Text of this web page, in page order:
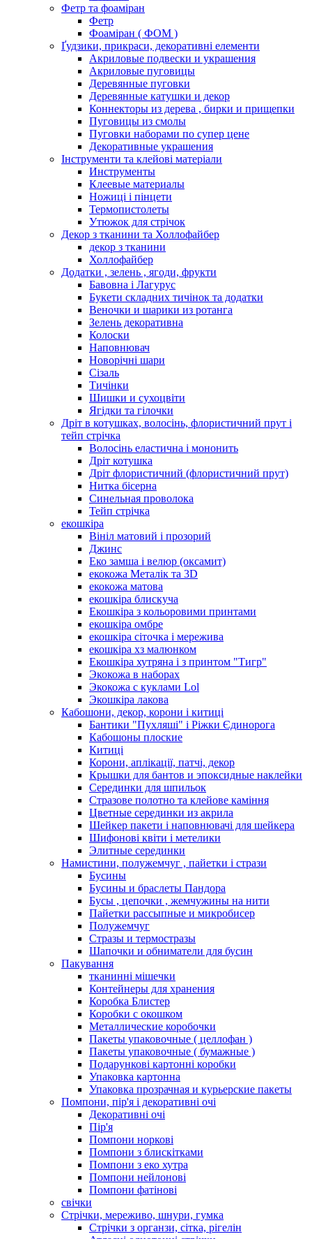
Фетр та фоаміран
Фетр
Фоаміран ( ФОМ )
Ґудзики, прикраси, декоративні елементи
Акриловые подвески и украшения
Акриловые пуговицы
Деревянные пуговки
Деревянные катушки и декор
Коннекторы из дерева , бирки и прищепки
Пуговицы из смолы
Пуговки наборами по супер цене
Декоративные украшения
Інструменти та клейові матеріали
Инструменты
Клеевые материалы
Ножиці і пінцети
Термопистолеты
Утюжок для стрічок
Декор з тканини та Холлофайбер
декор з тканини
Холлофайбер
Додатки , зелень , ягоди, фрукти
Бавовна і Лагурус
Букети складних тичінок та додатки
Веночки и шарики из ротанга
Зелень декоративна
Колоски
Наповнювач
Новорічні шари
Сізаль
Тичінки
Шишки и сухоцвіти
Ягідки та гілочки
Дріт в котушках, волосінь, флористичний прут і
тейп стрічка
Волосінь еластична і мононить
Дріт котушка
Дріт флористичний (флористичний прут)
Нитка бісерна
Синельная проволока
Тейп стрічка
екошкіра
Вініл матовий і прозорий
Джинс
Еко замша і велюр (оксамит)
екокожа Металік та 3D
екокожа матова
екошкіра блискуча
Екошкіра з кольоровими принтами
екошкіра омбре
екошкіра сіточка і мережива
екошкіра хз малюнком
Екошкіра хутряна і з принтом "Тигр"
Экокожа в наборах
Экокожа с куклами Lol
Экошкiра лакова
Кабошони, декор, корони і китиці
Бантики "Пухляші" і Ріжки Єдинорога
Кабошоны плоские
Китиці
Корони, аплікації, патчі, декор
Крышки для бантов и эпоксидные наклейки
Серединки для шпильок
Стразове полотно та клейове каміння
Цветные серединки из акрила
Шейкер пакети і наповнювачі для шейкера
Шифонові квіти і метелики
Элитные серединки
Намистини, полужемчуг , пайетки і стрази
Бусины
Бусины и браслеты Пандора
Бусы , цепочки , жемчужины на нити
Пайетки рассыпные и микробисер
Полужемчуг
Стразы и термостразы
Шапочки и обниматели для бусин
Пакування
тканинні мішечки
Контейнеры для хранения
Коробка Блистер
Коробки с окошком
Металлические коробочки
Пакеты упаковочные ( целлофан )
Пакеты упаковочные ( бумажные )
Подарункові картонні коробки
Упаковка картонна
Упаковка прозрачная и курьерские пакеты
Помпони, пір'я і декоративні очі
Декоративні очі
Пір'я
Помпони норкові
Помпони з блискітками
Помпони з еко хутра
Помпони нейлонові
Помпони фатінові
свічки
Стрічки, мереживо, шнури, гумка
Стрічки з органзи, сітка, рігелін